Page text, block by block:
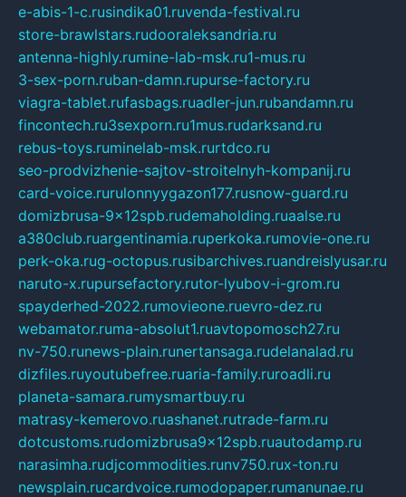
e-abis-1-c.rusindika01.ruvenda-festival.ru
store-brawlstars.rudooraleksandria.ru
antenna-highly.rumine-lab-msk.ru1-mus.ru
3-sex-porn.ruban-damn.rupurse-factory.ru
viagra-tablet.rufasbags.ruadler-jun.rubandamn.ru
fincontech.ru3sexporn.ru1mus.rudarksand.ru
rebus-toys.ruminelab-msk.rurtdco.ru
seo-prodvizhenie-sajtov-stroitelnyh-kompanij.ru
card-voice.rurulonnyygazon177.rusnow-guard.ru
domizbrusa-9x12spb.rudemaholding.ruaalse.ru
a380club.ruargentinamia.ruperkoka.rumovie-one.ru
perk-oka.rug-octopus.rusibarchives.ruandreislyusar.ru
naruto-x.rupursefactory.rutor-lyubov-i-grom.ru
spayderhed-2022.rumovieone.ruevro-dez.ru
webamator.ruma-absolut1.ruavtopomosch27.ru
nv-750.runews-plain.runertansaga.rudelanalad.ru
dizfiles.ruyoutubefree.ruaria-family.ruroadli.ru
planeta-samara.rumysmartbuy.ru
matrasy-kemerovo.ruashanet.rutrade-farm.ru
dotcustoms.rudomizbrusa9x12spb.ruautodamp.ru
narasimha.rudjcommodities.runv750.rux-ton.ru
newsplain.rucardvoice.rumodopaper.rumanunae.ru